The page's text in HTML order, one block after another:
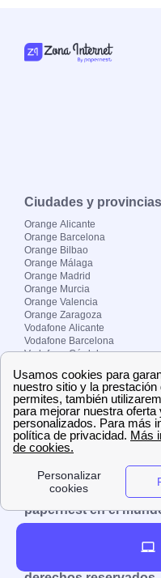
Ciudades y
Orange Alicante
Orange Barcelona
Orange Bilbao
Orange Málaga
Orange Madrid
Orange Murcia
Orange Valencia
Orange Zaragoza
Vodafone Alicante
Vodafone Barcelona
Vodafone Córdoba
Vodafone Madrid
Vodafone Murcia
Vodafone Valencia
Sobre Zona-
¿Quiénes somos?
El grupo papernest
Aviso legal
papernest en el